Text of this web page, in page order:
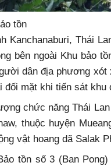
tồn
Kanchanaburi, Thái
bên ngoài Khu bảo
dân địa phương
đối mặt khi tiến sát khu
chức năng Thái
thuộc huyện
vật hoang dã Salak
tồn số 3 (Ban